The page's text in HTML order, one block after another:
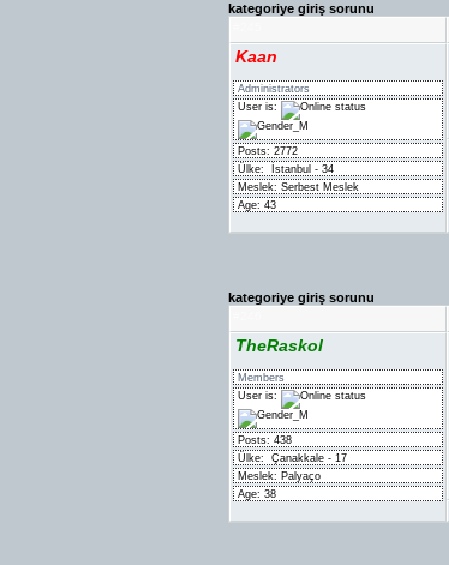
kategoriye giriş sorunu
Kaan
Administrators
User is:
Posts: 2772
Ülke:
İstanbul - 34
Meslek: Serbest Meslek
Age: 43
kategoriye giriş sorunu
TheRaskol
Members
User is:
Posts: 438
Ülke:
Çanakkale - 17
Meslek: Palyaço
Age: 38